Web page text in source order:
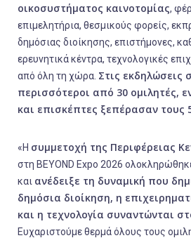
οικοσυστήματος καινοτομίας,
επιμελητήρια, θεσμικούς φορείς,
δημόσιας διοίκησης, επιστήμονες,
ερευνητικά κέντρα, τεχνολογικές
από όλη τη χώρα. Στις εκδηλώσεις
περισσότεροι από 30 ομιλητές,
και επισκέπτες ξεπέρασαν τους
«Η συμμετοχή της Περιφέρειας
στη BEYOND Expo 2026
και ανέδειξε τη δυναμική που
δημόσια διοίκηση, η
και η τεχνολογία συναντώνται
Ευχαριστούμε θερμά όλους τους